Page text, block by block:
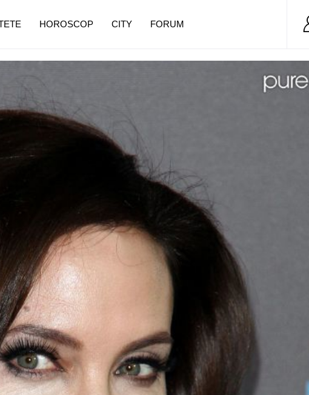
HOROSCOP CITY FORUM
pe măsură ce înaintezi în vârstă